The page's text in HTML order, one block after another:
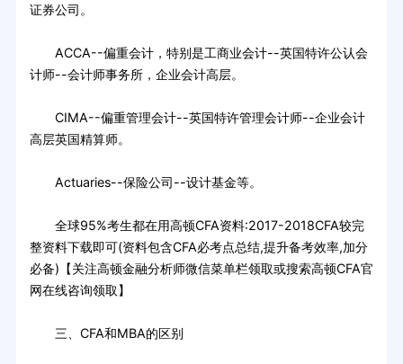
证券公司。
ACCA--偏重会计，特别是工商业会计--英国特许公认会
计师--会计师事务所，企业会计高层。
CIMA--偏重管理会计--英国特许管理会计师--企业会计
高层英国精算师。
Actuaries--保险公司--设计基金等。
全球95%考生都在用高顿CFA资料:2017-2018CFA较完
整资料下载即可(资料包含CFA必考点总结,提升备考效率,加分
必备)【关注高顿金融分析师微信菜单栏领取或搜索高顿CFA官
网在线咨询领取】
三、CFA和MBA的区别